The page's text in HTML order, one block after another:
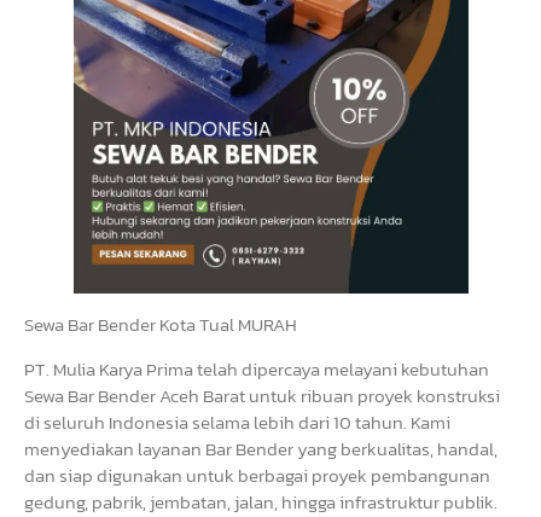
Sewa Bar Bender Kota Tual MURAH
PT. Mulia Karya Prima telah dipercaya melayani kebutuhan
Sewa Bar Bender Aceh Barat untuk ribuan proyek konstruksi
di seluruh Indonesia selama lebih dari 10 tahun. Kami
menyediakan layanan Bar Bender yang berkualitas, handal,
dan siap digunakan untuk berbagai proyek pembangunan
gedung, pabrik, jembatan, jalan, hingga infrastruktur publik.